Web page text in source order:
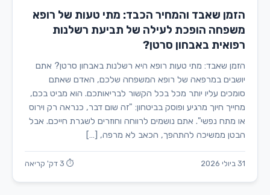
הזמן שאבד והמחיר הכבד: מתי טעות של רופא
משפחה הופכת לעילה של תביעת רשלנות
רפואית באבחון סרטן?
הזמן שאבד: מתי טעות רופא היא רשלנות באבחון סרטן? אתם
יושבים במרפאה של רופא המשפחה שלכם, האדם שאתם
סומכים עליו יותר מכל בכל הקשור לבריאותכם. הוא מביט בכם,
מחייך חיוך מרגיע ופוסק בביטחון: "זה שום דבר, כנראה רק וירוס
או מתח נפשי". אתם נושמים לרווחה וחוזרים לשגרת חייכם. אבל
הבטן ממשיכה להתהפך, הכאב לא מרפה, […]
31 ביולי 2026 ⏱ 3 דק' קריאה